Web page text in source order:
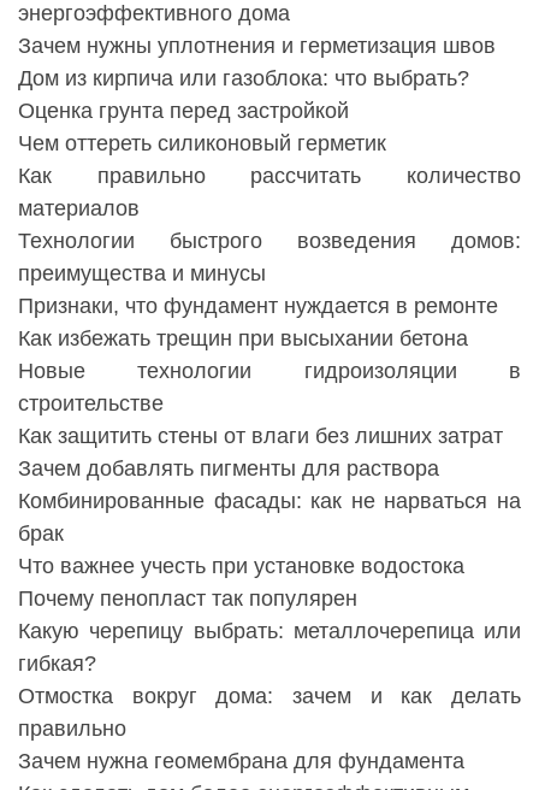
энергоэффективного дома
Зачем нужны уплотнения и герметизация швов
Дом из кирпича или газоблока: что выбрать?
Оценка грунта перед застройкой
Чем оттереть силиконовый герметик
Как правильно рассчитать количество
материалов
Технологии быстрого возведения домов:
преимущества и минусы
Признаки, что фундамент нуждается в ремонте
Как избежать трещин при высыхании бетона
Новые технологии гидроизоляции в
строительстве
Как защитить стены от влаги без лишних затрат
Зачем добавлять пигменты для раствора
Комбинированные фасады: как не нарваться на
брак
Что важнее учесть при установке водостока
Почему пенопласт так популярен
Какую черепицу выбрать: металлочерепица или
гибкая?
Отмостка вокруг дома: зачем и как делать
правильно
Зачем нужна геомембрана для фундамента